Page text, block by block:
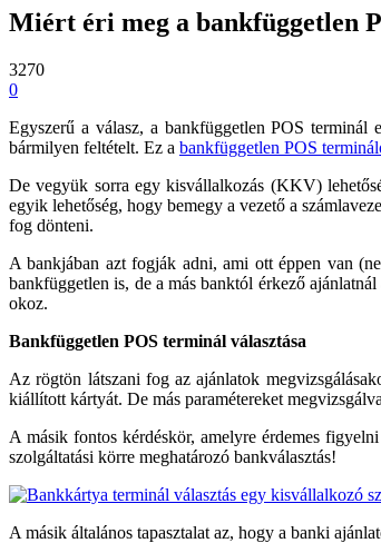
Miért éri meg a bankfüggetlen
3270
0
Egyszerű a válasz, a bankfüggetlen POS
bármilyen feltételt. Ez a bankfüggetlen POS
De vegyük sorra egy kisvállalkozás (KKV)
egyik lehetőség, hogy bemegy a vezető a
fog dönteni.
A bankjában azt fogják adni, ami ott éppen van
bankfüggetlen is, de a más banktól érkező
okoz.
Bankfüggetlen POS terminál választása
Az rögtön látszani fog az ajánlatok
kiállított kártyát. De más paramétereket
A másik fontos kérdéskör, amelyre érdemes
szolgáltatási körre meghatározó bankválasztás!
A másik általános tapasztalat az, hogy a banki